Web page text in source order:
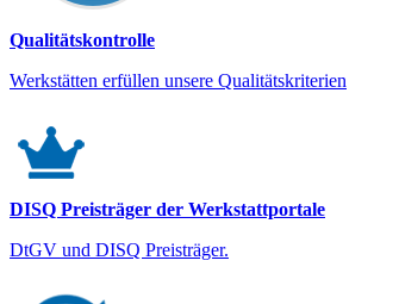
Qualitätskontrolle
Werkstätten erfüllen unsere Qualitätskriterien
DISQ Preisträger der Werkstattportale
DtGV und DISQ Preisträger.